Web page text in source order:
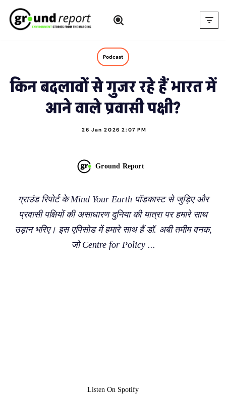
Skip
Podcast
किन बदलावों से गुजर रहे हैं भारत में
आने वाले प्रवासी पक्षी?
26 Jan 2026 2:07 PM
Ground Report
ग्राउंड रिपोर्ट के Mind Your Earth पॉडकास्ट से जुड़िए और
प्रवासी पक्षियों की असाधारण दुनिया की यात्रा पर हमारे साथ
उड़ान भरिए। इस एपिसोड में हमारे साथ हैं डॉ. अबी तमीम वनक,
जो Centre for Policy ...
Listen On Spotify